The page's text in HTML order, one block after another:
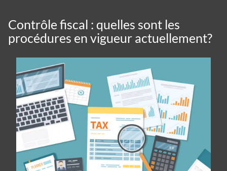
Contrôle fiscal : quelles sont les
procédures en vigueur actuellement?